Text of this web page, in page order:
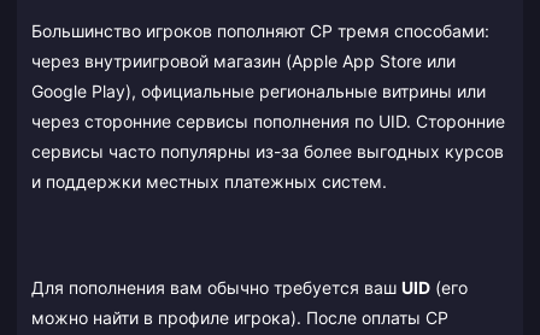
Большинство игроков пополняют CP тремя способами:
через внутриигровой магазин (Apple App Store или
Google Play), официальные региональные витрины или
через сторонние сервисы пополнения по UID. Сторонние
сервисы часто популярны из-за более выгодных курсов
и поддержки местных платежных систем.
Для пополнения вам обычно требуется ваш UID (его
можно найти в профиле игрока). После оплаты CP